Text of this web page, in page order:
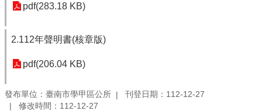
pdf(283.18 KB)
2.112年聲明書(核章版)
pdf(206.04 KB)
發布單位：臺南市學甲區公所
刊登日期：112-12-27
修改時間：112-12-27